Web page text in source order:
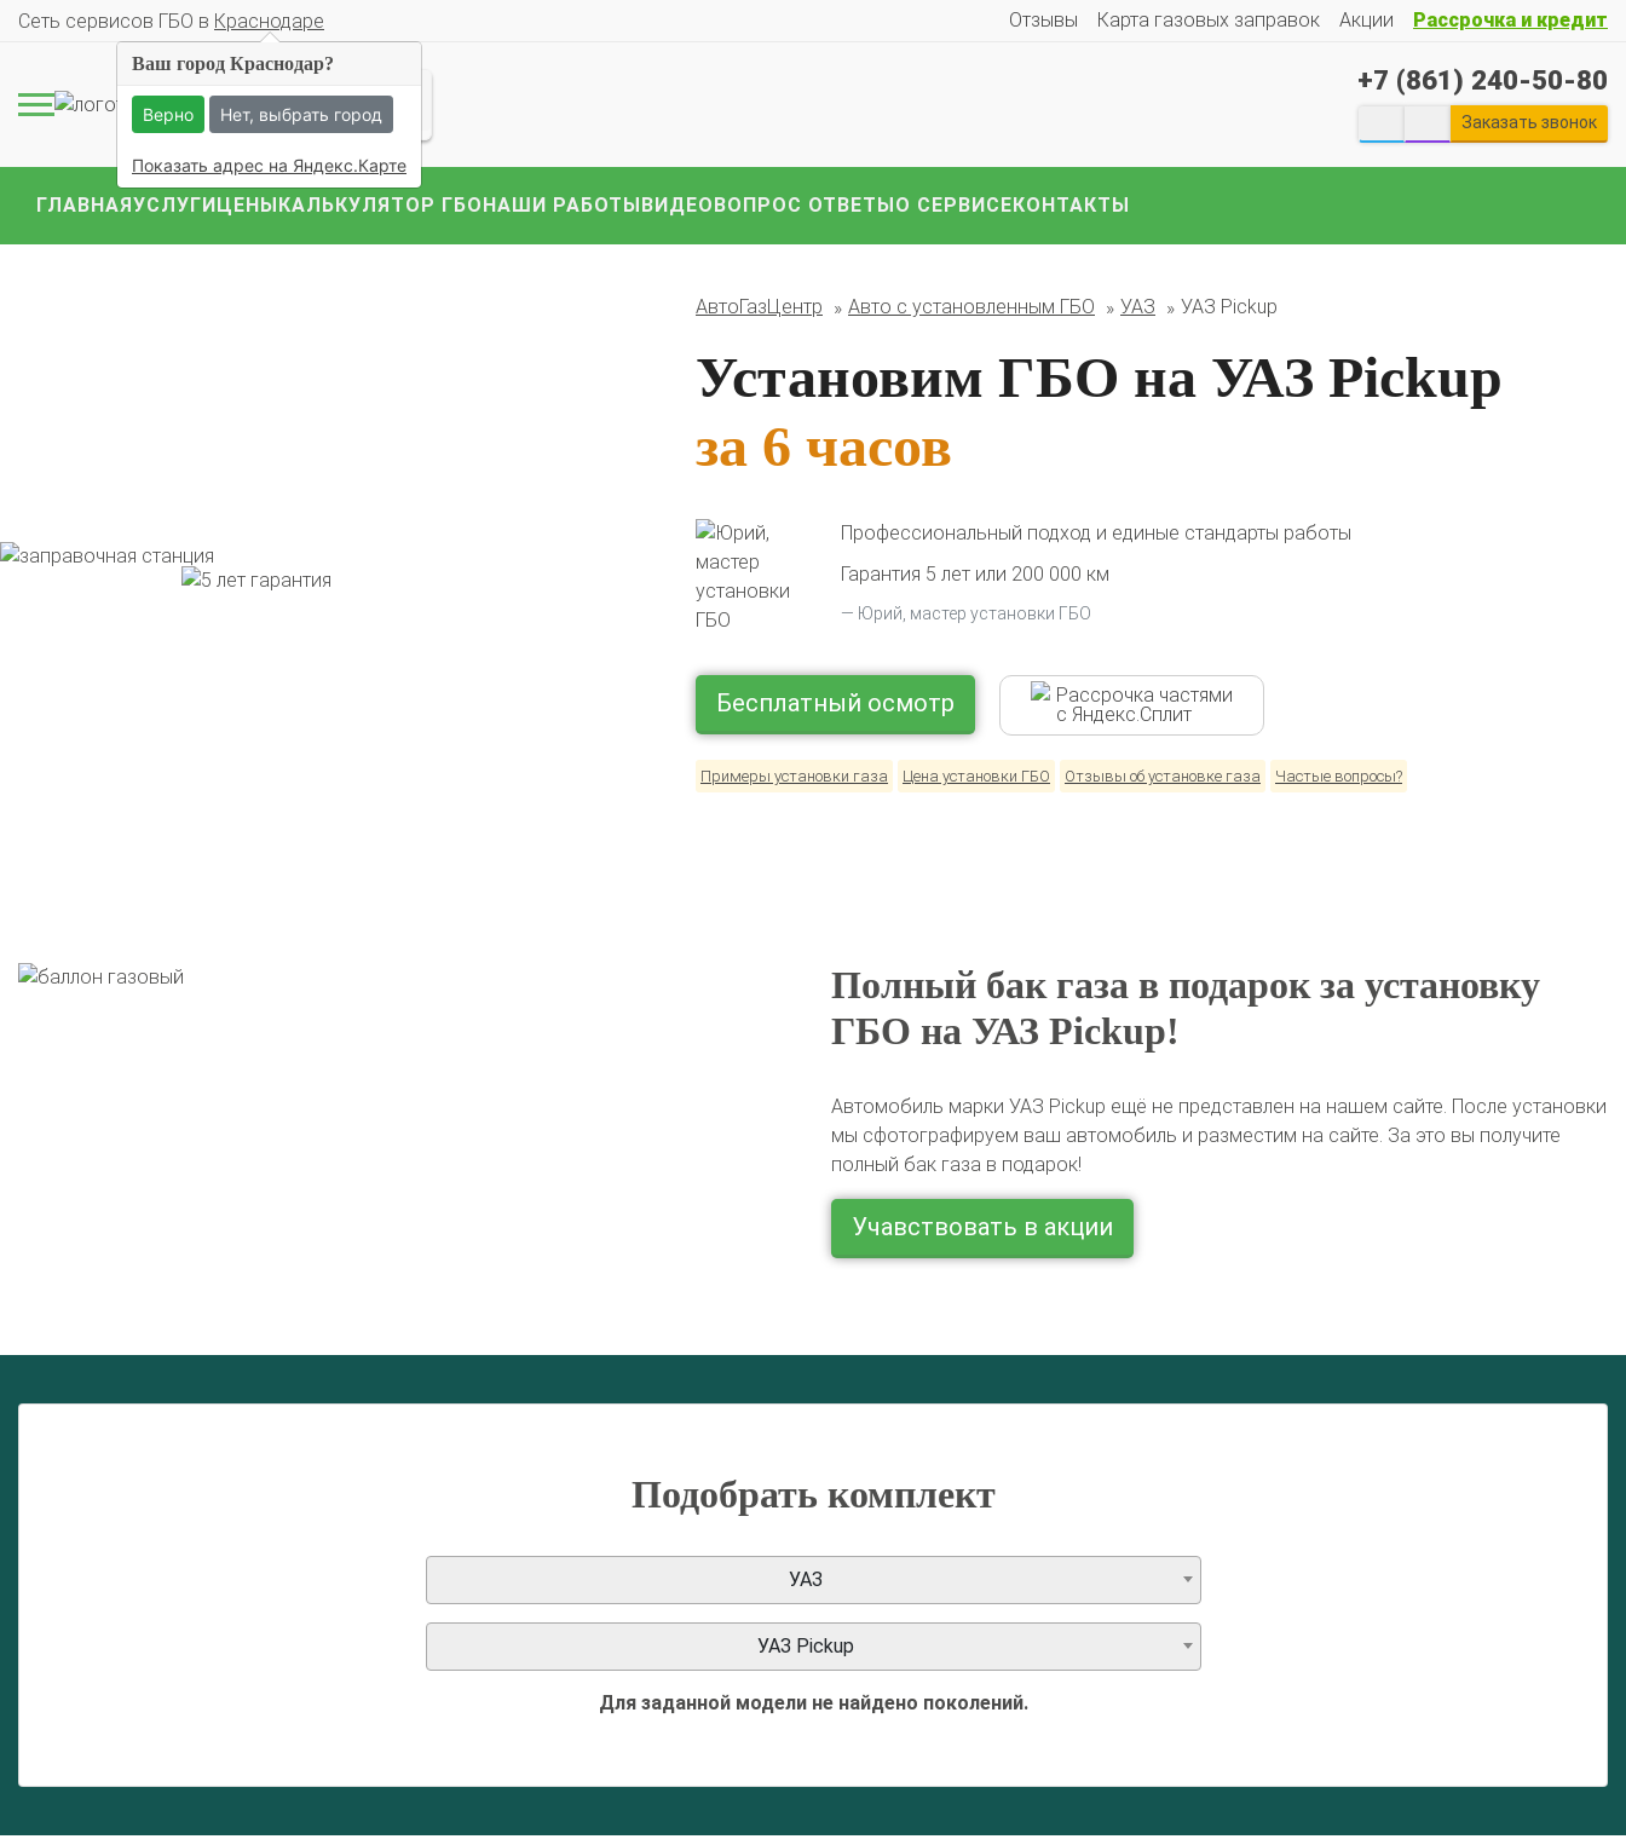
Cеть сервисов ГБО в Краснодаре Отзывы Карта газовых заправок Акции Рассрочка и кредит
Infiniti KIA Lexus Mazda
ВАЗ
Гранту Весту Ларгус Ниву
+7 (861) 240-50-80
Заказать звонок
ГЛАВНАЯУСЛУГИЦЕНЫКАЛЬКУЛЯТОР ГБОНАШИ РАБОТЫВИДЕОВОПРОС ОТВЕТЫО СЕРВИСЕКОНТАКТЫ
АвтоГазЦентр Авто с установленным ГБО УАЗ УАЗ Pickup
Установим ГБО на УАЗ Pickup
за 6 часов
Профессиональный подход и единые стандарты работы
Гарантия 5 лет или 200 000 км
Юрий, мастер установки ГБО
Бесплатный осмотр
Рассрочка частями
с Яндекс.Сплит
Примеры установки газа Цена установки ГБО Отзывы об установке газа Частые вопросы?
Полный бак газа в подарок за установку
ГБО на УАЗ Pickup!
Автомобиль марки УАЗ Pickup ещё не представлен на нашем сайте. После установки
мы сфотографируем ваш автомобиль и разместим на сайте. За это вы получите
полный бак газа в подарок!
Учавствовать в акции
Подобрать комплект
УАЗ
УАЗ Pickup
Для заданной модели не найдено поколений.
Ваш город Краснодар?
Верно Нет, выбрать город
Показать адрес на Яндекс.Карте